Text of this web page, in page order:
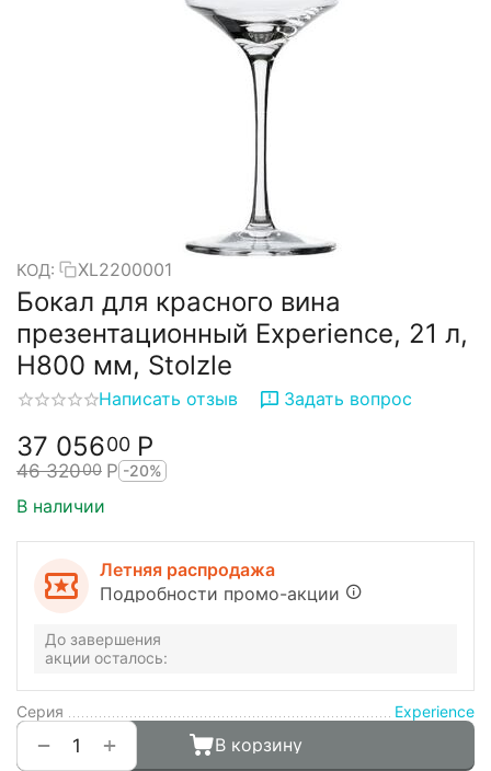
КОД: XL2200001
Бокал для красного вина
презентационный Experience, 21 л,
H800 мм, Stolzle
Написать отзыв Задать вопрос
37 05600 Р
46 32000 Р -20%
В наличии
Летняя распродажа
Подробности промо-акции
До завершения
акции осталось:
Серия Experience
+
−
В корзину